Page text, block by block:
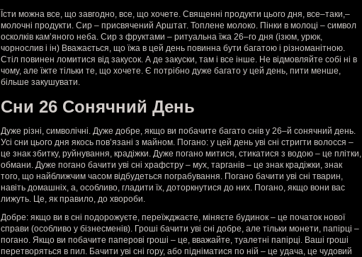
Їсти можна все, що завгодно, все, що хочете. Священні продукти цього дня, все–таки,–
молочні продукти. Сир – присвячений Арштат. Топлене молоко. Пінки в молоці – символ
осколків кам’яного неба. Сир з фруктами – ритуальна їжа 26–го дня (ізюм, урюк,
чорнослив і ін) Вважається, що їжа в цей день повинна бути багатою і різноманітною.
Стіл повинен ломитися від закусок. А де закуски, там і все інше. Не відмовляйте собі ні в
чому, але їжте тільки те, що хочете. Є потрібно дуже багато у цей день, пити менше,
більше закушувати.
Сни 26 Сонячний День
Дуже різні, символічні. Дуже добре, якщо ви побачите багато снів у 26–й сонячний день.
Усі сни цього дня якось пов’язані з майном. Погано: у цей день уві сні стригти волосся –
це знак збитку, руйнування, крадіжки. Дуже погано митися, стикатися з водою – це плітки,
обмани. Дуже погано бачити уві сні храфстру – мух, тарганів – це знак крадіжки, знак
того, що найближчим часом відбудеться пограбування. Погано бачити уві сні тварин,
навіть домашніх, а, особливо, гладити їх, доторкнутися до них. Погано, якщо вони вас
лижуть. Це, як правило, до хвороби.
Добре: якщо ви в сні подорожуєте, переїжджаєте, міняєте будинок – це початок нової
справи (особливо у бізнесменів). Гроші бачити уві сні добре, але тільки монети, папірці –
погано. Якщо ви побачите паперові гроші – це, вважайте, туалетні папірці. Ваші гроші
перетворяться в пил. Бачити уві сні гору, або підніматися по ній – це удача, це чудовий